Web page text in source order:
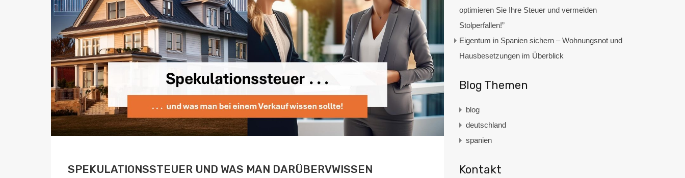
SPEKULATIONSSTEUER UND WAS MAN DARÜBERVWISSEN
optimieren Sie Ihre Steuer und vermeiden
Stolperfallen!”
Eigentum in Spanien sichern – Wohnungsnot und
Hausbesetzungen im Überblick
Blog Themen
blog
deutschland
spanien
Kontakt